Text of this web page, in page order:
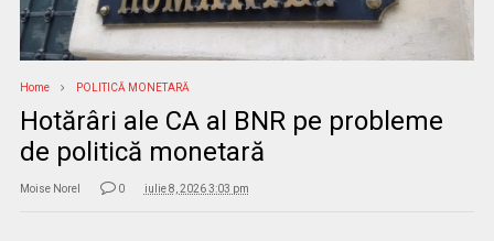
Home POLITICĂ MONETARĂ
Hotărâri ale CA al BNR pe probleme
de politică monetară
Moise Norel 0 iulie 8, 2026 3:03 pm